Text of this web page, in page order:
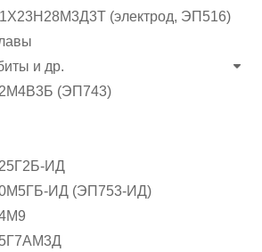
(электрод, ЭП516)
и др.
(ЭП743)
ИД
ИД (ЭП753-ИД)